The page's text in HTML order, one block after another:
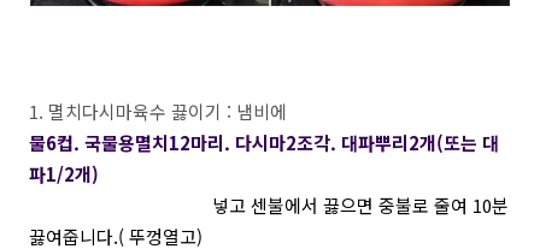
1. 멸치다시마육수 끓이기 : 냄비에
물6컵. 국물용멸치12마리. 다시마2조각. 대파뿌리2개(또는 대
파1/2개)
넣고 센불에서 끓으면 중불로 줄여 10분
끓여줍니다.( 뚜껑열고)